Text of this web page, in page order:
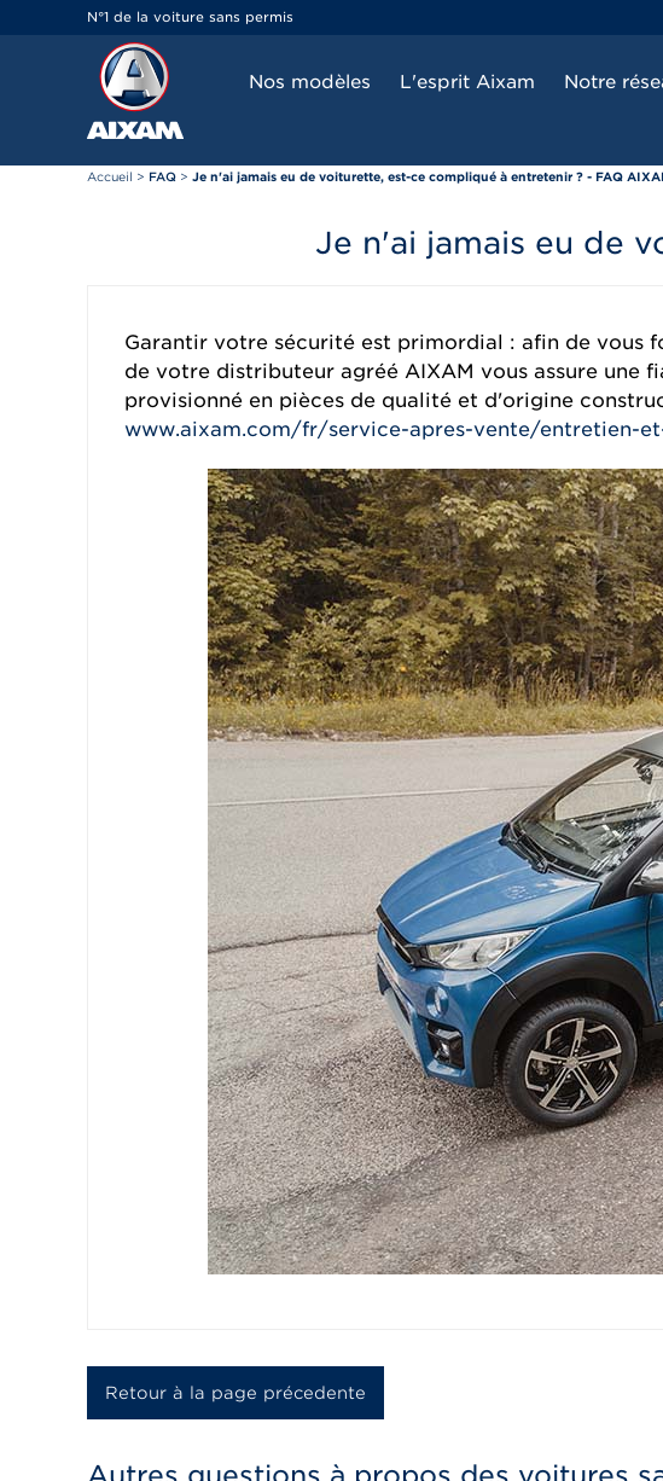
N°1 de la voiture sans permis
Nos modèles L'esprit Aixam Notre
Accueil > FAQ > Je n'ai jamais eu de voiturette, est-ce compliqué à entretenir ? - FAQ
Je n'ai jamais eu de
Garantir votre sécurité est primordial : afin de vous
de votre distributeur agréé AIXAM vous assure une
provisionné en pièces de qualité et d'origine
www.aixam.com/fr/service-apres-vente/entretien-
Retour à la page précedente
Panneau de gestion des cookies